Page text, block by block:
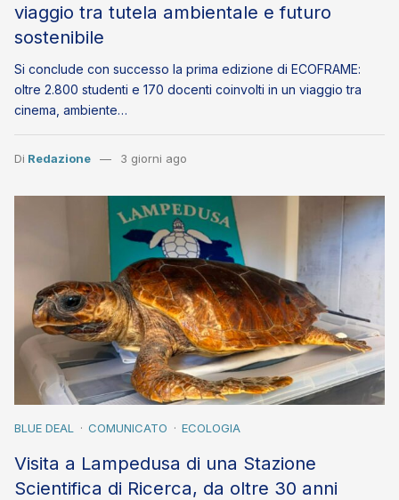
viaggio tra tutela ambientale e futuro
sostenibile
Si conclude con successo la prima edizione di ECOFRAME:
oltre 2.800 studenti e 170 docenti coinvolti in un viaggio tra
cinema, ambiente…
Di Redazione 3 giorni ago
BLUE DEAL COMUNICATO ECOLOGIA
Visita a Lampedusa di una Stazione
Scientifica di Ricerca, da oltre 30 anni